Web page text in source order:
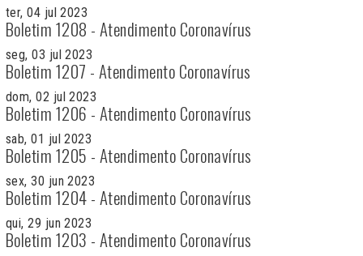
ter, 04 jul 2023
Boletim 1208 - Atendimento Coronavírus
seg, 03 jul 2023
Boletim 1207 - Atendimento Coronavírus
dom, 02 jul 2023
Boletim 1206 - Atendimento Coronavírus
sab, 01 jul 2023
Boletim 1205 - Atendimento Coronavírus
sex, 30 jun 2023
Boletim 1204 - Atendimento Coronavírus
qui, 29 jun 2023
Boletim 1203 - Atendimento Coronavírus